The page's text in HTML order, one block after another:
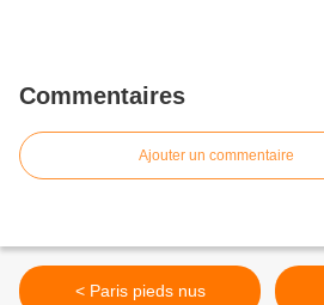
Commentaires
Ajouter un commentaire
< Paris pieds nus